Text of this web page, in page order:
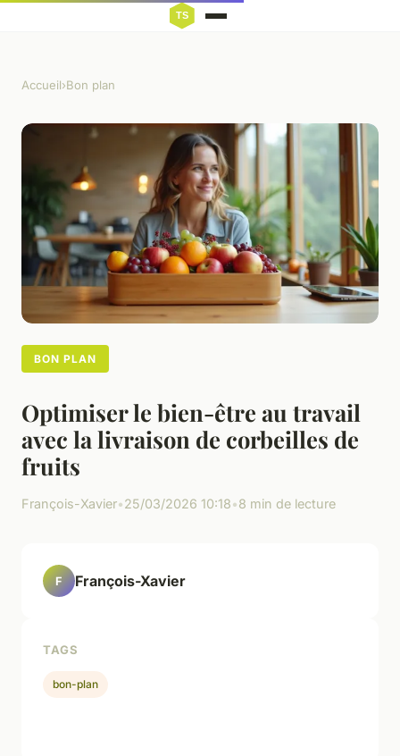
Accueil›Bon plan
BON PLAN
Optimiser le bien-être au travail
avec la livraison de corbeilles de
fruits
François-Xavier•25/03/2026 10:18•8 min de lecture
F François-Xavier
TAGS
bon-plan